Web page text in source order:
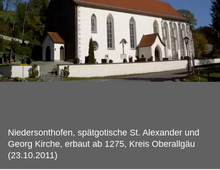
Niedersonthofen, spätgotische St. Alexander und
Georg Kirche, erbaut ab 1275, Kreis Oberallgäu
(23.10.2011)